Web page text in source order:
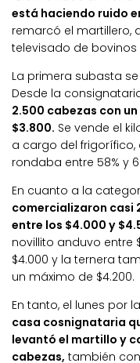
está haciendo ruido
remarcó el martillero,
televisado de bovinos
La primera subasta
Desde la
2.500 cabezas con
$3.800. Se vende el
a cargo del
rondaba entre 58% y
En cuanto a la
comercializaron casi
entre los $4.000 y
novillito anduvo entre
$4.000 y la ternera
un máximo de $4.200.
En tanto, el lunes por
casa cosnignataria
levantó el martillo y
cabezas, también